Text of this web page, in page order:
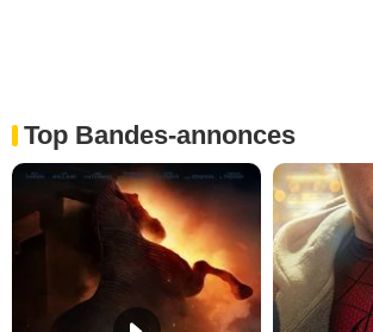
Top Bandes-annonces